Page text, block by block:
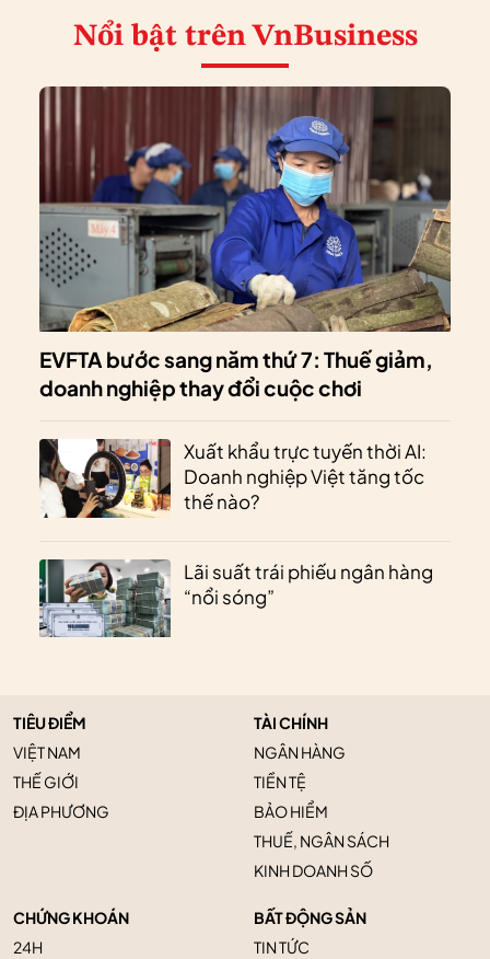
Nổi bật trên VnBusiness
EVFTA bước sang năm thứ 7: Thuế giảm,
doanh nghiệp thay đổi cuộc chơi
Xuất khẩu trực tuyến thời AI:
Doanh nghiệp Việt tăng tốc
thế nào?
Lãi suất trái phiếu ngân hàng
“nổi sóng”
TIÊU ĐIỂM
VIỆT NAM
THẾ GIỚI
ĐỊA PHƯƠNG
TÀI CHÍNH
NGÂN HÀNG
TIỀN TỆ
BẢO HIỂM
THUẾ, NGÂN SÁCH
KINH DOANH SỐ
CHỨNG KHOÁN
24H
BẤT ĐỘNG SẢN
TIN TỨC